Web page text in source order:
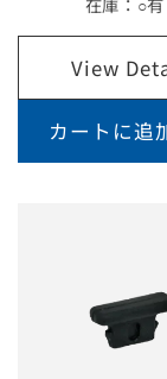
View
カートに追